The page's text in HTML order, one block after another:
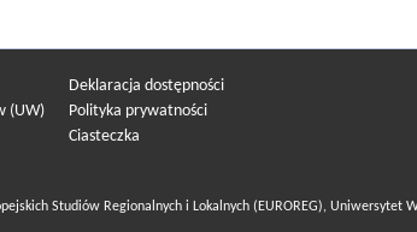
(UW)
Deklaracja dostępności
Polityka prywatności
Ciasteczka
Studiów Regionalnych i Lokalnych (EUROREG), Uniwersytet